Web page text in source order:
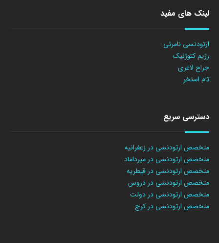
لینک های مفید
ارتودنسی نامرئی
رژیم کتوژنیک
جراح لاغری
تام استخر
دسترسی سریع
متخصص ارتودنسی در زعفرانیه
متخصص ارتودنسی در میرداماد
متخصص ارتودنسی در قیطریه
متخصص ارتودنسی در دروس
متخصص ارتودنسی در دولت
متخصص ارتودنسی در کرج